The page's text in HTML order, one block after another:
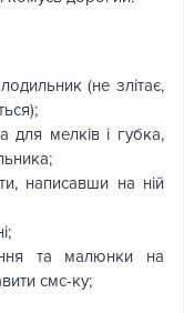
(не злітає,
для мелків і губка,
написавши на ній
та малюнки на
смс-ку;